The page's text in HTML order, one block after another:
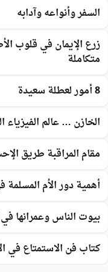
السفر وأنواعه وآدابه
زرع الإيمان في قلوب
متكاملة
8 أمور لعطلة سعيدة
الخازن … عالم الفيزياء
مقام المراقبة طريق
أهمية دور الأم المسلمة
بيوت الناس وعمرانها
كتاب فن الاستمتاع في